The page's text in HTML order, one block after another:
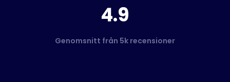
4.9
Genomsnitt från 5k recensioner